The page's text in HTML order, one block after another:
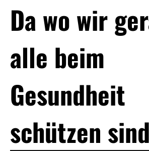
Da wo wir
alle beim
Gesundheit
schützen sind